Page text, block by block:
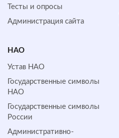
Тесты и опросы
Администрация сайта
НАО
Устав НАО
Государственные символы
НАО
Государственные символы
России
Административно-